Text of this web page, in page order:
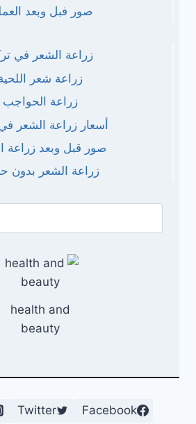
صور فبل وبعد
زراعة الشعر في
زراعة شعر
زراعة الحواجب
أسعار زراعة الشعر في
صور قبل وبعد زراعة
زراعة الشعر بدون
health and
beauty
Facebook
Twitter